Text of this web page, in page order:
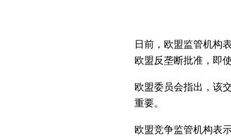
日前， 欧盟监管机构
欧盟反垄断批准，即
欧盟委员会指出，该
重要。
欧盟竞争监管机构表